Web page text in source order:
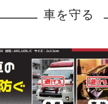
車を守る